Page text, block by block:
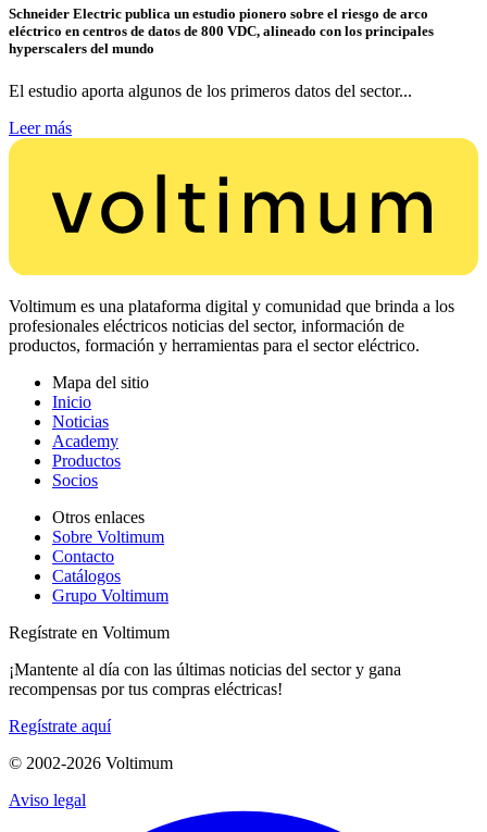
Schneider Electric publica un estudio pionero sobre el riesgo de arco
eléctrico en centros de datos de 800 VDC, alineado con los principales
hyperscalers del mundo
El estudio aporta algunos de los primeros datos del sector...
Leer más
Voltimum es una plataforma digital y comunidad que brinda a los
profesionales eléctricos noticias del sector, información de
productos, formación y herramientas para el sector eléctrico.
Mapa del sitio
Inicio
Noticias
Academy
Productos
Socios
Otros enlaces
Sobre Voltimum
Contacto
Catálogos
Grupo Voltimum
Regístrate en Voltimum
¡Mantente al día con las últimas noticias del sector y gana
recompensas por tus compras eléctricas!
Regístrate aquí
© 2002-2026 Voltimum
Aviso legal